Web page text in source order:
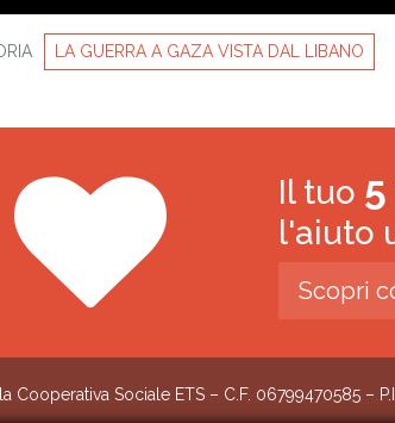
LA GUERRA A GAZA VISTA DAL LIBANO
Il tuo
l'aiuto
Scopri
Cooperativa Sociale ETS – C.F. 06799470585 –